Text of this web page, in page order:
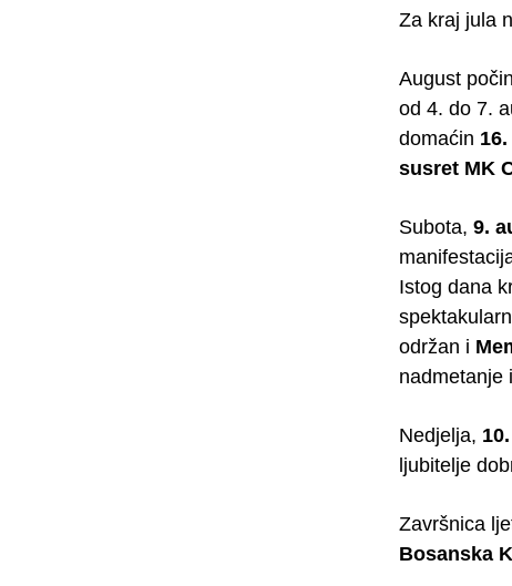
Za kraj jula
August
od 4. do 7.
domaćin
susret MK
Subota, 9.
Istog dana
održan i
nadmetanje
Nedjelja,
ljubitelje
Završnica
Bosanska